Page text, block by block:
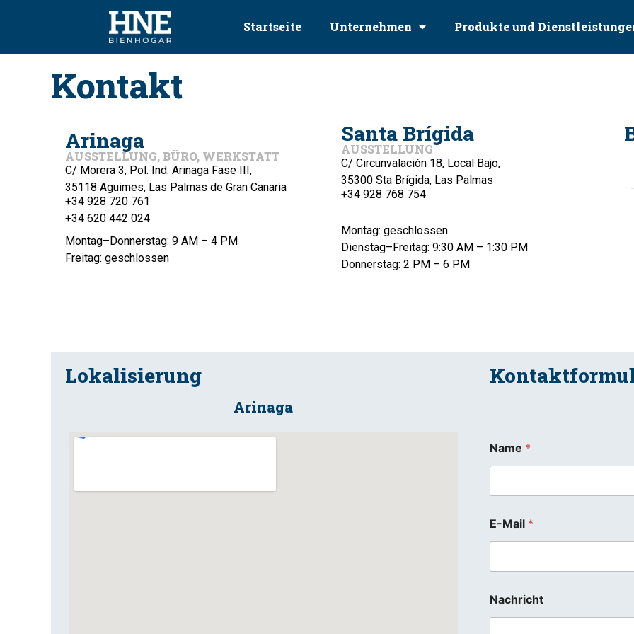
Startseite Unternehmen Produkte und
Kontakt
Arinaga
AUSSTELLUNG, BÜRO, WERKSTATT
C/ Morera 3, Pol. Ind. Arinaga Fase III,
35118 Agüimes, Las Palmas de Gran Canaria
+34 928 720 761
+34 620 442 024
Montag–Donnerstag: 9 AM – 4 PM
Freitag: geschlossen
Santa Brígida
AUSSTELLUNG
C/ Circunvalación 18, Local Bajo,
35300 Sta Brígida, Las Palmas
+34 928 768 754
Montag: geschlossen
Dienstag–Freitag: 9:30 AM – 1:30 PM
Donnerstag: 2 PM – 6 PM
Maximilian

Tramitación perfecta desde la oferta hasta la
instalación. Reemplazo de cinco ventanas y una
natural en menos de 8 horas, ¡mucho respeto!
¡Gracias!
Manel
  
Empresa seria y competente. El personal te informa
que tiene en las instalaciones. Gran calidad de...
Lokalisierung
Arinaga
Name *
E-Mail *
Nachricht